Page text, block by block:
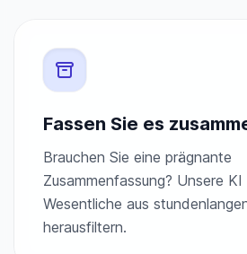
Fassen Sie es
Brauchen Sie eine prägnante
Zusammenfassung? Unsere
Wesentliche aus
herausfiltern.